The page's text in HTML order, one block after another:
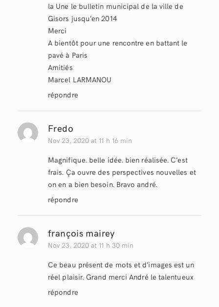
la Une le bulletin municipal de la ville de
Gisors jusqu’en 2014
Merci
A bientôt pour une rencontre en battant le
pavé à Paris
Amitiés
Marcel LARMANOU
répondre
Fredo
Nov 23, 2020 at 11 h 16 min
Magnifique. belle idée. bien réalisée. C’est
frais. Ça ouvre des perspectives nouvelles et
on en a bien besoin. Bravo andré.
répondre
françois mairey
Nov 23, 2020 at 11 h 30 min
Ce beau présent de mots et d’images est un
réel plaisir. Grand merci André le talentueux
répondre